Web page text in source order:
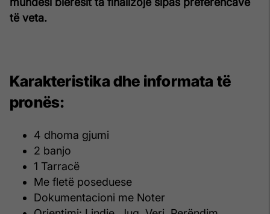
të veta.
Karakteristika dhe informata të
pronës:
4 dhoma gjumi
2 banjo
1 Tarracë
Me fletë poseduese
Dokumentacioni me Noter